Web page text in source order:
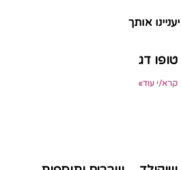
אותך
טופו דג
קרא/י עוד»